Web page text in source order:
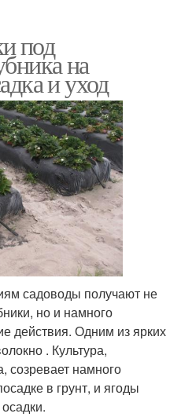
под
на
и уход
садоводы получают не
но и намного
действия. Одним из ярких
. Культура,
созревает намного
в грунт, и ягоды